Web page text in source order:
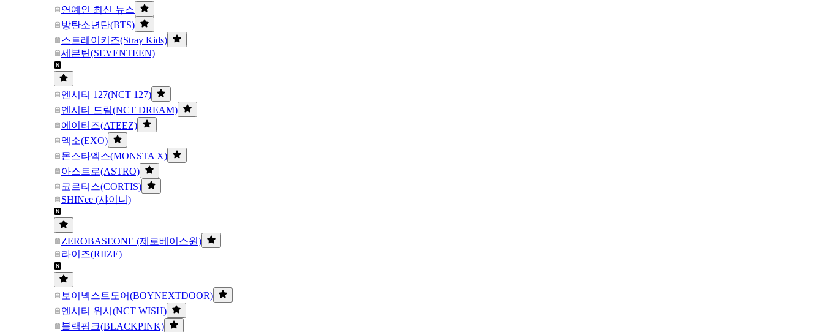
연예인 최신 뉴스
방탄소년단(BTS)
스트레이키즈(Stray Kids)
세븐틴(SEVENTEEN)
엔시티 127(NCT 127)
엔시티 드림(NCT DREAM)
에이티즈(ATEEZ)
엑소(EXO)
몬스타엑스(MONSTA X)
아스트로(ASTRO)
코르티스(CORTIS)
SHINee (샤이니)
ZEROBASEONE (제로베이스원)
라이즈(RIIZE)
보이넥스트도어(BOYNEXTDOOR)
엔시티 위시(NCT WISH)
블랙핑크(BLACKPINK)